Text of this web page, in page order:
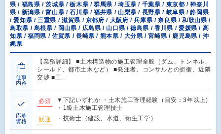
県 / 福島県 / 茨城県 / 栃木県 / 群馬県 / 埼玉県 / 千葉県 / 東京都 / 神奈川
県 / 新潟県 / 富山県 / 石川県 / 福井県 / 山梨県 / 長野県 / 岐阜県 / 静岡県
/ 愛知県 / 三重県 / 滋賀県 / 京都府 / 大阪府 / 兵庫県 / 奈良県 / 和歌山県 /
鳥取県 / 島根県 / 岡山県 / 広島県 / 山口県 / 徳島県 / 香川県 / 愛媛県 / 高
知県 / 福岡県 / 佐賀県 / 長崎県 / 熊本県 / 大分県 / 宮崎県 / 鹿児島県 / 沖
縄県
仕事
内容
【業務詳細】 ■土木構造物の施工管理全般（ダム、トンネル、
シールド、都市土木など） ■発注者、コンサルとの折衝、近隣
交渉 ■工…
応募
資格
必須
▼下記いずれか ・土木施工管理経験（目安：3年以上)
・1級土木施工管理技士
歓迎
・技術士（建設、水道、衛生工学）